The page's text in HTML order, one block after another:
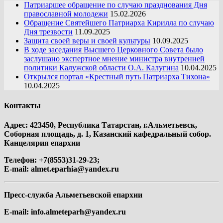
Патриаршее обращение по случаю празднования Дня
православной молодежи 15.02.2026
Обращение Святейшего Патриарха Кирилла по случаю
Дня трезвости 11.09.2025
Защита своей веры и своей культуры 10.09.2025
В ходе заседания Высшего Церковного Совета было
заслушано экспертное мнение министра внутренней
политики Калужской области О.А. Калугина 10.04.2025
Открылся портал «Крестный путь Патриарха Тихона»
10.04.2025
Контакты
Адрес: 423450, Республика Татарстан, г.Альметьевск,
Соборная площадь, д. 1, Казанский кафедральный собор.
Канцелярия епархии
Телефон: +7(8553)31-29-23;
E-mail: almet.eparhia@yandex.ru
Пресс-служба Альметьевской епархии
E-mail: info.almeteparh@yandex.ru